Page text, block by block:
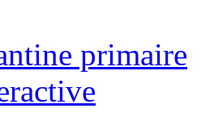
primaire